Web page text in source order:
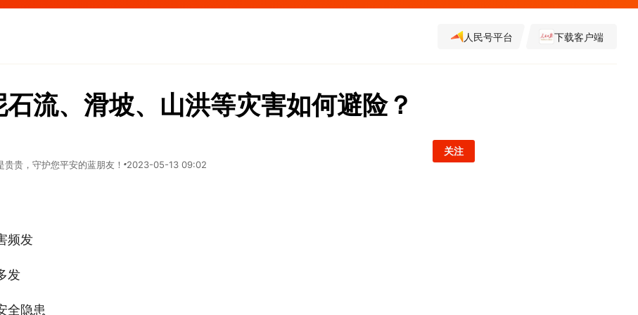
人民号平台 下载客户端
流、滑坡、山洪等灾害如何避险？
贵，守护您平安的蓝朋友！ 2023-05-13 09:02
关注
频发
发
全隐患